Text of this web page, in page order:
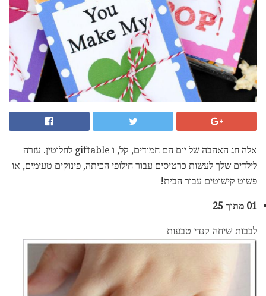
אלה חג האהבה של יום הם חמודים, קל, ו giftable לחלוטין. עזרה
לילדים שלך לעשות כרטיסים עבור חילופי הכיתה, פינוקים טעימים, או
פשוט קישוטים עבור הבית!
01 מתוך 25
לבבות שיחה קנדי ​​טבעות